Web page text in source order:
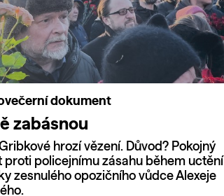
dokument
zabásnou
hrozí vězení. Důvod? Pokojný
proti policejnímu zásahu během uctění
zesnulého opozičního vůdce Alexeje